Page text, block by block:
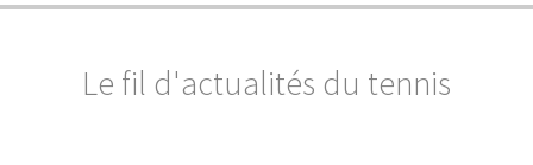
Le fil d'actualités du tennis